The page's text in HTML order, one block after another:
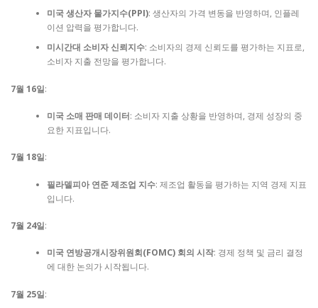
미국 생산자 물가지수(PPI): 생산자의 가격 변동을 반영하며, 인플레
이션 압력을 평가합니다.
미시간대 소비자 신뢰지수: 소비자의 경제 신뢰도를 평가하는 지표로,
소비자 지출 전망을 평가합니다.
7월 16일:
미국 소매 판매 데이터: 소비자 지출 상황을 반영하며, 경제 성장의 중
요한 지표입니다.
7월 18일:
필라델피아 연준 제조업 지수: 제조업 활동을 평가하는 지역 경제 지표
입니다.
7월 24일:
미국 연방공개시장위원회(FOMC) 회의 시작: 경제 정책 및 금리 결정
에 대한 논의가 시작됩니다.
7월 25일: